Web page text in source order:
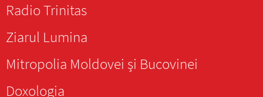
Radio Trinitas
Ziarul Lumina
Mitropolia Moldovei și Bucovinei
Doxologia